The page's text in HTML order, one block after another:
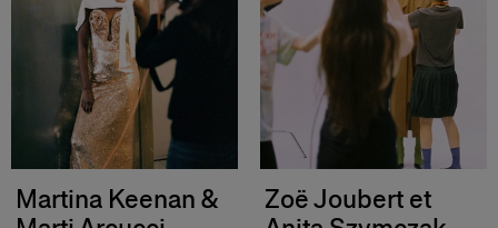
Martina Keenan &
Zoë Joubert et